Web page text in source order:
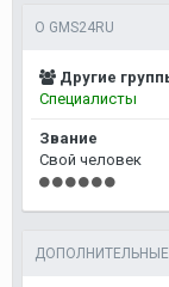
О GMS24RU
Другие
Специалисты
Звание
Свой человек